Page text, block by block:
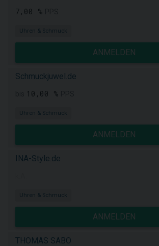
7,00 %
Uhren & Schmuck
ANMELDEN
Schmuckjuwel.de
10,00 %
Uhren & Schmuck
ANMELDEN
INA-Style.de
Uhren & Schmuck
ANMELDEN
THOMAS SABO